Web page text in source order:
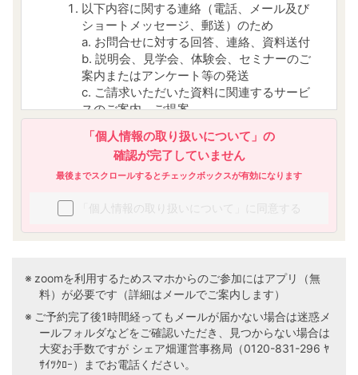
以下内容に関する連絡（電話、メール及び
ショートメッセージ、郵送）のため
a. お問合せに対する回答、連絡、資料送付
b. 説明会、見学会、体験会、セミナーのご
案内またはアンケート等の発送
c. ご請求いただいた資料に関連するサービ
スのご案内、ご提案
いての広告及び宣伝を送付するため
参加者、受講者、顧客管理のため
今後のサービス改善・向上に役立てるため
て、会員様の属性・行動履歴等の分析に基
本「個人情報の取り扱いについて」に従っ
て、第三者に対する提供を行うため
※個人情報をお知らせ頂けなかった場合には、上記
の目的事項が実施できない場合がございますの
で、ご了承ください。
「個人情報の取り扱いについて」の
確認が完了していません
最後までスクロールするとチェックボックスが有効になります
「個人情報の取り扱いについて」に同意する
zoomを利用するためスマホからのご参加にはアプリ（無
料）が必要です（詳細はメールでご案内します）
ご予約完了後1時間経ってもメールが届かない場合は迷惑メ
ールフォルダなどをご確認いただき、見つからない場合は
大変お手数ですが シェア畑運営事務局（0120-831-296 ﾔ
ｻｲﾂｸﾛｰ）までお電話ください。